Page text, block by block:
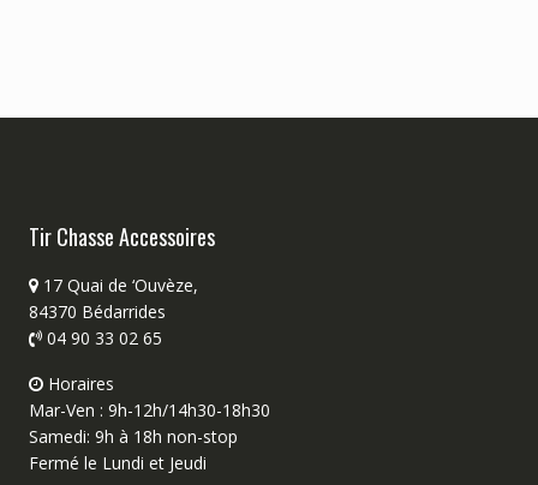
Tir Chasse Accessoires
17 Quai de ‘Ouvèze,
84370 Bédarrides
04 90 33 02 65
Horaires
Mar-Ven : 9h-12h/14h30-18h30
Samedi: 9h à 18h non-stop
Fermé le Lundi et Jeudi